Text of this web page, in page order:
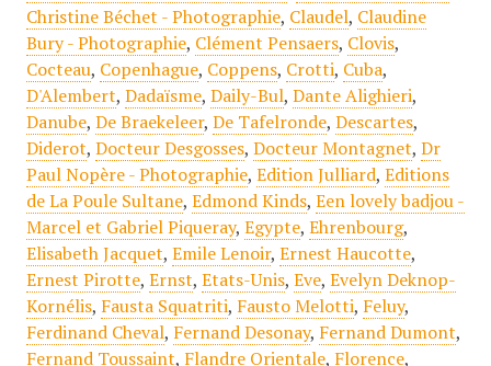
Christine Béchet - Photographie, Claudel, Claudine
Bury - Photographie, Clément Pensaers, Clovis,
Cocteau, Copenhague, Coppens, Crotti, Cuba,
D'Alembert, Dadaïsme, Daily-Bul, Dante Alighieri,
Danube, De Braekeleer, De Tafelronde, Descartes,
Diderot, Docteur Desgosses, Docteur Montagnet, Dr
Paul Nopère - Photographie, Edition Julliard, Editions
de La Poule Sultane, Edmond Kinds, Een lovely badjou -
Marcel et Gabriel Piqueray, Egypte, Ehrenbourg,
Elisabeth Jacquet, Emile Lenoir, Ernest Haucotte,
Ernest Pirotte, Ernst, Etats-Unis, Eve, Evelyn Deknop-
Kornélis, Fausta Squatriti, Fausto Melotti, Feluy,
Ferdinand Cheval, Fernand Desonay, Fernand Dumont,
Fernand Toussaint, Flandre Orientale, Florence,